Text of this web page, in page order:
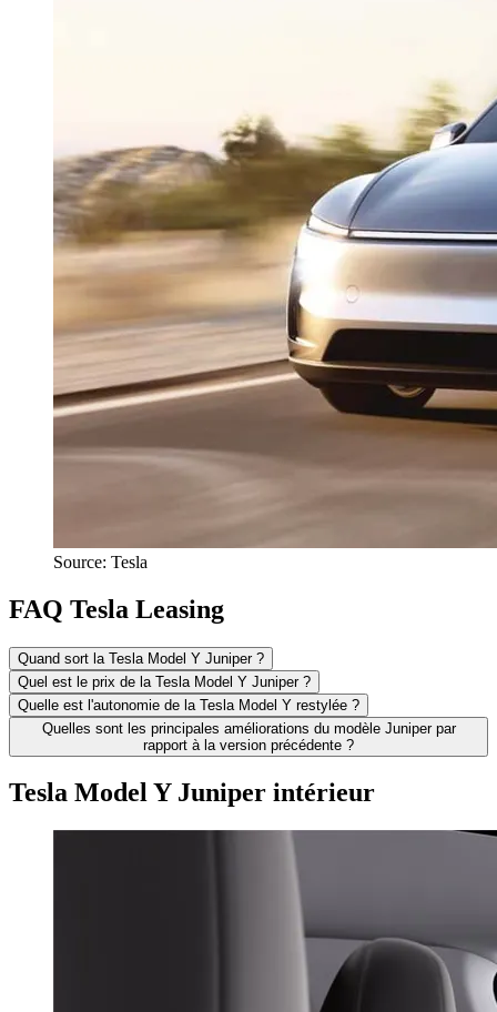
Source: Tesla
FAQ Tesla Leasing
Quand sort la Tesla Model Y Juniper ?
Quel est le prix de la Tesla Model Y Juniper ?
Quelle est l'autonomie de la Tesla Model Y restylée ?
Quelles sont les principales améliorations du modèle Juniper par
rapport à la version précédente ?
Tesla Model Y Juniper intérieur